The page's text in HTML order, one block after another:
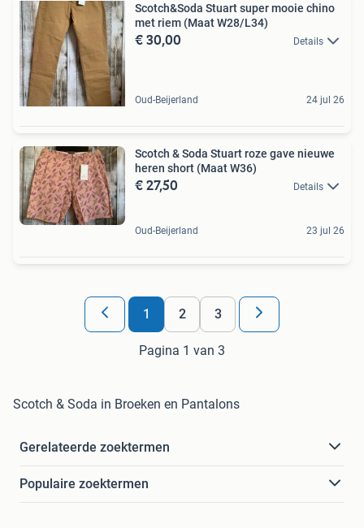
Scotch&Soda Stuart super mooie chino
met riem (Maat W28/L34)
€ 30,00 Details
Oud-Beijerland 24 jul 26
Scotch & Soda Stuart roze gave nieuwe
heren short (Maat W36)
€ 27,50 Details
Oud-Beijerland 23 jul 26
1 2 3
Pagina 1 van 3
Scotch & Soda in Broeken en Pantalons
Gerelateerde zoektermen
Populaire zoektermen